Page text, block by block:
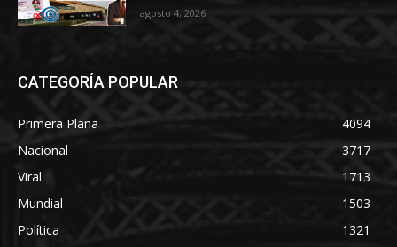
agosto 4, 2026
CATEGORÍA POPULAR
Primera Plana
4094
Nacional
3717
Viral
1713
Mundial
1503
Política
1321